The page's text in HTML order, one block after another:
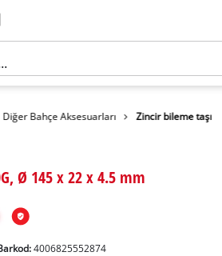
Diğer Bahçe Aksesuarları Zincir bileme taşı
Ø 145 x 22 x 4.5 mm
4006825552874